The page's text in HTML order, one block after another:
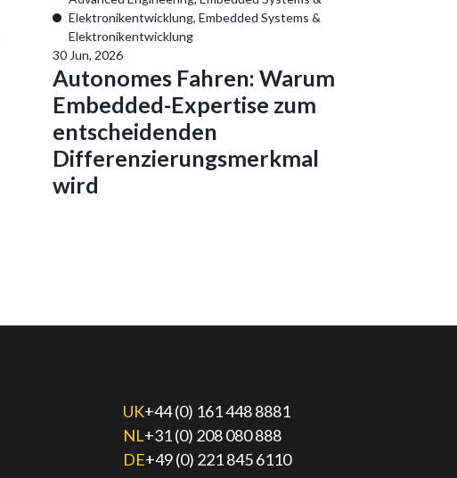
Elektronikentwicklung, Embedded Systems &
Elektronikentwicklung
30 Jun, 2026
Autonomes Fahren: Warum
Embedded-Expertise zum
entscheidenden
Differenzierungsmerkmal
wird
UK+44 (0) 161 448 8881
NL+31 (0) 208 080 888
DE+49 (0) 221 845 6110